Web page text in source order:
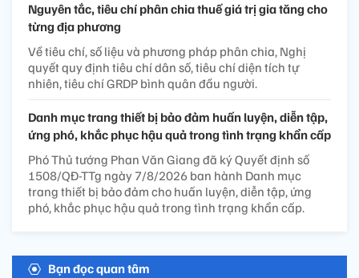
Nguyên tắc, tiêu chí phân chia thuế giá trị gia tăng cho
từng địa phương
Về tiêu chí, số liệu và phương pháp phân chia, Nghị
quyết quy định tiêu chí dân số, tiêu chí diện tích tự
nhiên, tiêu chí GRDP bình quân đầu người.
Danh mục trang thiết bị bảo đảm huấn luyện, diễn tập,
ứng phó, khắc phục hậu quả trong tình trạng khẩn cấp
Phó Thủ tướng Phan Văn Giang đã ký Quyết định số
1508/QĐ-TTg ngày 7/8/2026 ban hành Danh mục
trang thiết bị bảo đảm cho huấn luyện, diễn tập, ứng
phó, khắc phục hậu quả trong tình trạng khẩn cấp.
Bạn đọc quan tâm